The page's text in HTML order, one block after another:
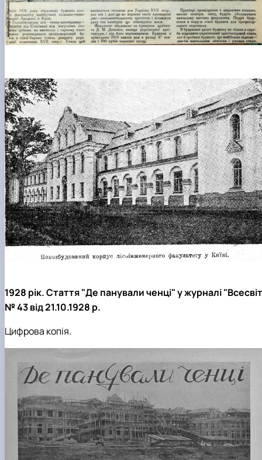
1928 рік. Стаття "Де панували ченці" у журналі "
№ 43 від 21.10.1928 р.
Цифрова копія.